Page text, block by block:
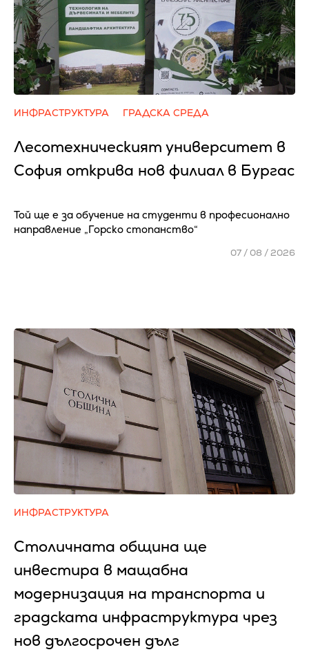
ИНФРАСТРУКТУРА ГРАДСКА СРЕДА
Лесотехническият университет в
София открива нов филиал в Бургас
Той ще е за обучение на студенти в професионално
направление „Горско стопанство“
07 / 08 / 2026
ИНФРАСТРУКТУРА
Столичната община ще
инвестира в мащабна
модернизация на транспорта и
градската инфраструктура чрез
нов дългосрочен дълг